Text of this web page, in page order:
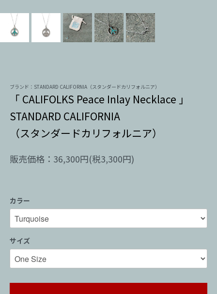
ブランド：STANDARD CALIFORNIA（スタンダードカリフォルニア）
「 CALIFOLKS Peace Inlay Necklace 」
STANDARD CALIFORNIA
（スタンダードカリフォルニア）
販売価格：36,300円(税3,300円)
カラー
サイズ